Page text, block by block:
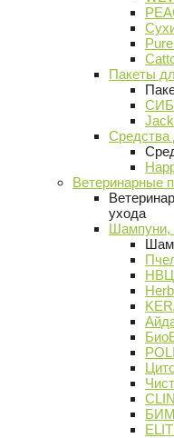
Пакеты
Средства
Ветеринарные
ухода
Шампуни,
НВЦ